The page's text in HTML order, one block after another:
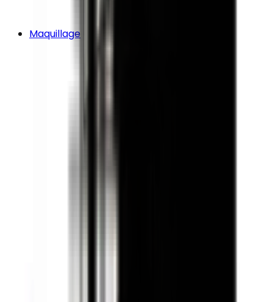
Maquillage